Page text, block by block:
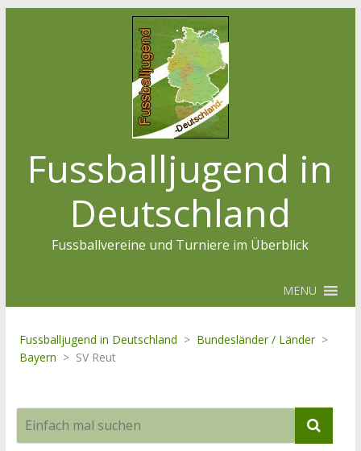
Fussballjugend in
Deutschland
Fussballvereine und Turniere im Überblick
MENU
Fussballjugend in Deutschland > Bundesländer / Länder >
Bayern > SV Reut